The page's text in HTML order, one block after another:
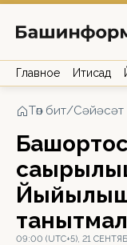
Главное Иҡтисад
Төп бит/Сәйәсәт
09:00 (UTC+5), 21